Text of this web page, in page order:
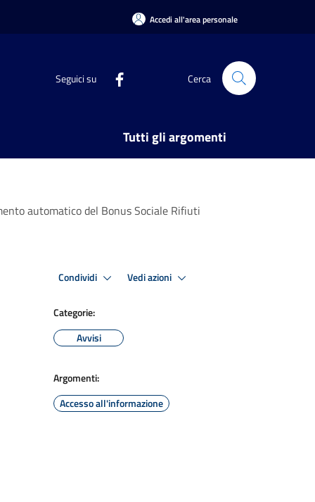
Accedi all'area personale
Seguici su Cerca
Tutti gli argomenti
automatico del Bonus Sociale Rifiuti
Condividi Vedi azioni
Categorie:
Avvisi
Argomenti:
Accesso all'informazione